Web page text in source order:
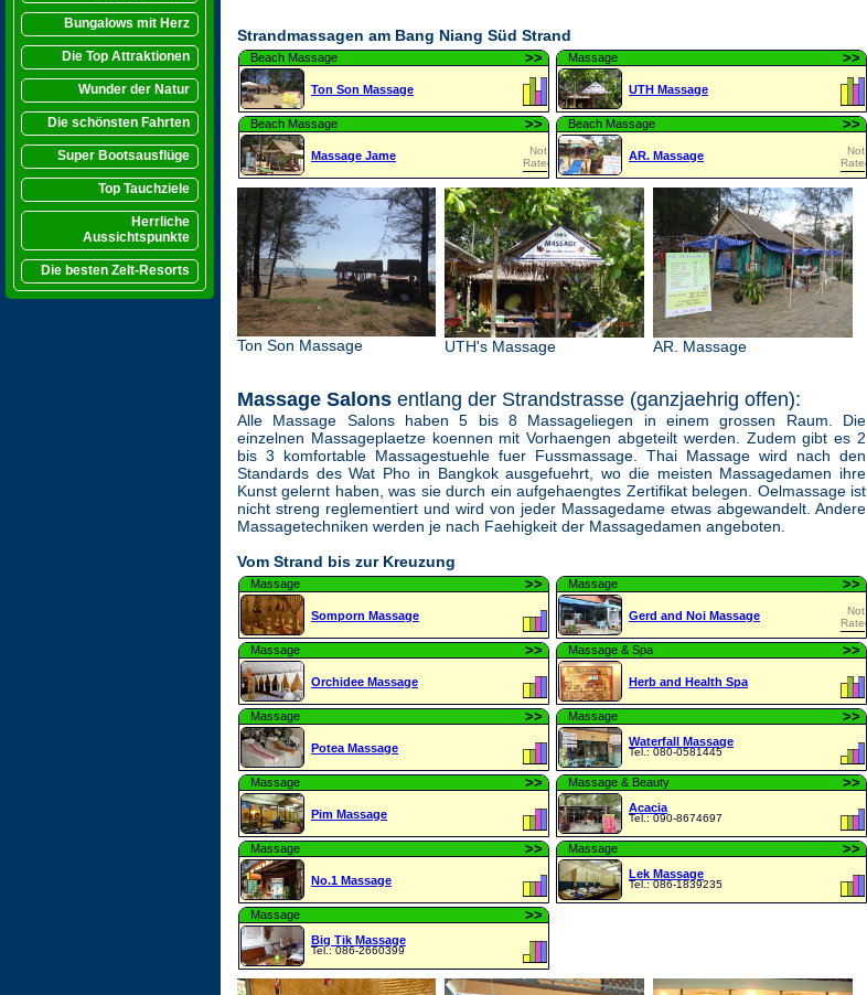
Bungalows mit Herz
Die Top Attraktionen
Wunder der Natur
Die schönsten Fahrten
Super Bootsausflüge
Top Tauchziele
Herrliche
Aussichtspunkte
Die besten Zelt-Resorts
Strandmassagen am Bang Niang Süd Strand
Beach Massage >>
Ton Son Massage
Massage >>
UTH Massage
Beach Massage >>
Massage Jame
Not
Rated
Beach Massage >>
AR. Massage
Not
Rated
Ton Son Massage UTH's Massage AR. Massage
Massage Salons entlang der Strandstrasse (ganzjaehrig offen):
Alle Massage Salons haben 5 bis 8 Massageliegen in einem grossen Raum. Die
einzelnen Massageplaetze koennen mit Vorhaengen abgeteilt werden. Zudem gibt es 2
bis 3 komfortable Massagestuehle fuer Fussmassage. Thai Massage wird nach den
Standards des Wat Pho in Bangkok ausgefuehrt, wo die meisten Massagedamen ihre
Kunst gelernt haben, was sie durch ein aufgehaengtes Zertifikat belegen. Oelmassage ist
nicht streng reglementiert und wird von jeder Massagedame etwas abgewandelt. Andere
Massagetechniken werden je nach Faehigkeit der Massagedamen angeboten.
Vom Strand bis zur Kreuzung
Massage >>
Somporn Massage
Massage >>
Gerd and Noi Massage
Not
Rated
Massage >>
Orchidee Massage
Massage & Spa >>
Herb and Health Spa
Massage >>
Potea Massage
Massage >>
Waterfall Massage
Tel.: 080-0581445
Massage >>
Pim Massage
Massage & Beauty >>
Acacia
Tel.: 090-8674697
Massage >>
No.1 Massage
Massage >>
Lek Massage
Tel.: 086-1839235
Massage >>
Big Tik Massage
Tel.: 086-2660399